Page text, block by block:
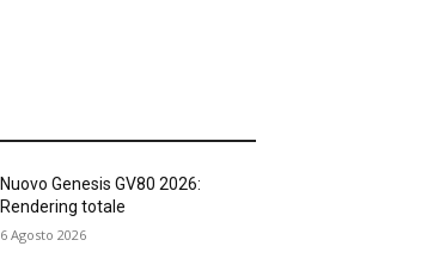
Nuovo Genesis GV80 2026:
Rendering totale
6 Agosto 2026